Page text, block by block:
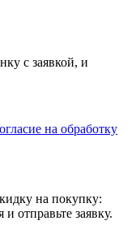
с заявкой, и
на обработку
на покупку:
отправьте заявку.